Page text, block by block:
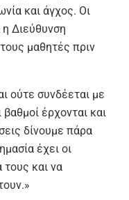
και άγχος. Οι
η Διεύθυνση
μαθητές πριν
ούτε συνδέεται με
έρχονται και
δίνουμε πάρα
έχει οι
τους και να